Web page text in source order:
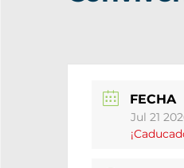
FECHA
Jul 21